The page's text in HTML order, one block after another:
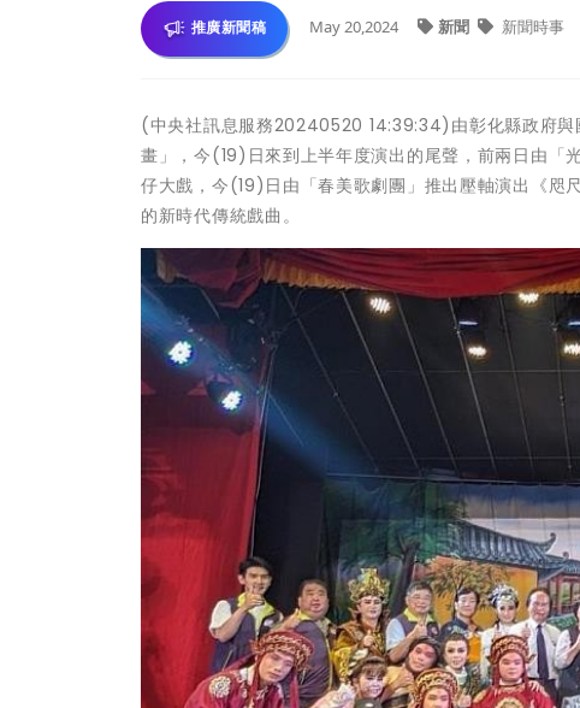
推廣新聞稿 May 20,2024 新聞 新聞時事
(中央社訊息服務20240520 14:39:34)由彰化縣政府與
畫」，今(19)日來到上半年度演出的尾聲，前兩日由「
仔大戲，今(19)日由「春美歌劇團」推出壓軸演出《咫
的新時代傳統戲曲。